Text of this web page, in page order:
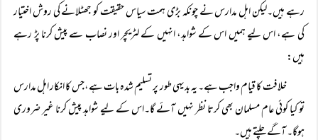
رہے ہیں۔لیکن اہل مدارس نے چونکہ بڑی ہمت سیاس حقیقت کو جھٹلانے کی روش اختیار
کی ہے، اس لیے ہمیں اس کے شواہد، انہیں کے لٹریچر اور نصاب سے پیش کرنا پڑ رہے
ہیں:
خلافت کا قیام واجب ہے۔ یہ بدیہی طور پر تسلیم شدہ بات ہے،جس کا انکار اہل مدارس
تو کیا کوئی عام مسلمان بھی کرتا نظر نہیں آئے گا۔اس کے لیے شواہد پیش کرنا غیر ضروری
ہوگا۔ آگے چلتے ہیں۔